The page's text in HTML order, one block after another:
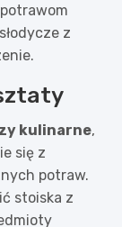
z
kulinarne,
się z
potraw.
stoiska z